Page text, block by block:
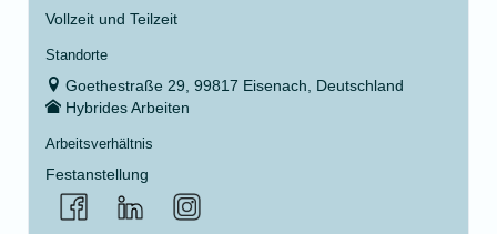
Vollzeit und Teilzeit
Standorte
Goethestraße 29, 99817 Eisenach, Deutschland
Hybrides Arbeiten
Arbeitsverhältnis
Festanstellung